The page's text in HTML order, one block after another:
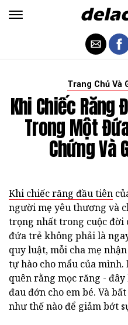
Trang Chủ Và
Khi Chiếc Răng
Trong Một
Chứng Và
Khi chiếc răng đầu tiên
người mẹ yêu thương và
trọng nhất trong cuộc đời
đứa trẻ không phải là
quy luật, mỗi cha mẹ
tự hào cho mẩu của
quên rằng mọc răng -
đau đớn cho em bé. Và
như thế nào để giảm bớt